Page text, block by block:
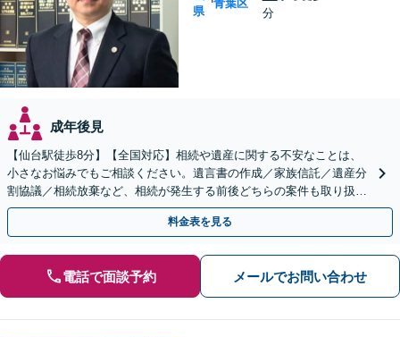
県
青葉区
分
成年後見
【仙台駅徒歩8分】【全国対応】相続や遺産に関する不安なことは、
小さなお悩みでもご相談ください。遺言書の作成／家族信託／遺産分
割協議／相続放棄など、相続が発生する前後どちらの案件も取り扱っ
ています。【オンライン相談可】【クレカ・スマホ決済可】
料金表を見る
電話で面談予約 メールでお問い合わせ